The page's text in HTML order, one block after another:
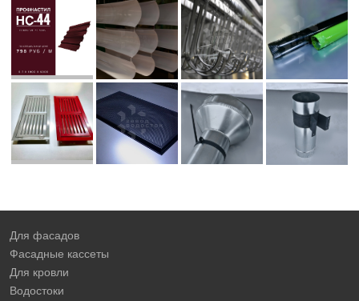
Для фасадов
Фасадные кассеты
Для кровли
Водостоки